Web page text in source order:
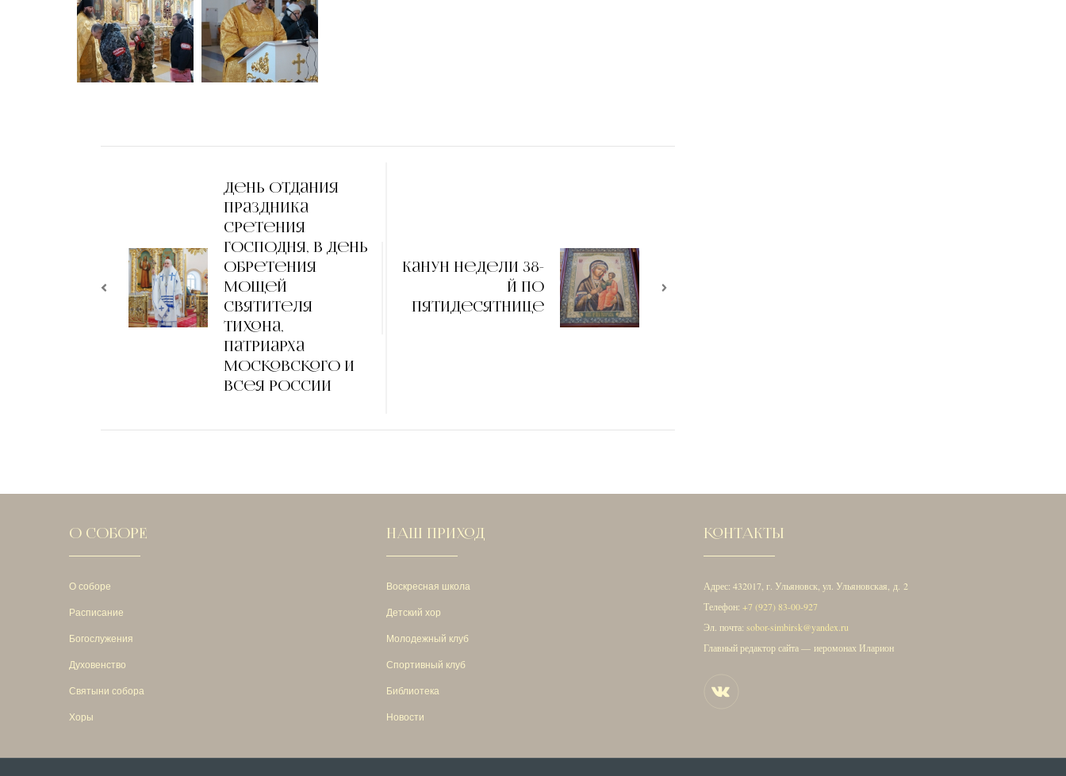
День отдания
праздника
Сретения
Господня, в день
обретения
мощей
святителя
Тихона,
патриарха
Московского и
всея России
Канун недели 38-
й по
Пятидесятнице
О СОБОРЕ
О соборе
Расписание
Богослужения
Духовенство
Святыни собора
Хоры
НАШ ПРИХОД
Воскресная школа
Детский хор
Молодежный клуб
Спортивный клуб
Библиотека
Новости
КОНТАКТЫ
Адрес: 432017, г. Ульяновск, ул. Ульяновская, д. 2
Телефон: +7 (927) 83-00-927
Эл. почта: sobor-simbirsk@yandex.ru
Главный редактор сайта — иеромонах Иларион